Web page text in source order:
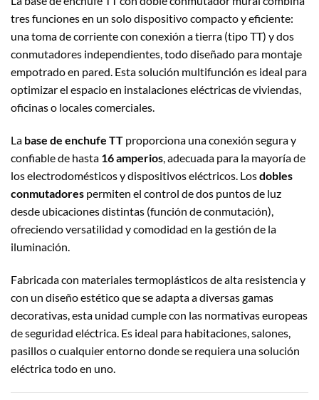
tres funciones en un solo dispositivo compacto y eficiente:
una toma de corriente con conexión a tierra (tipo TT) y dos
conmutadores independientes, todo diseñado para montaje
empotrado en pared. Esta solución multifunción es ideal para
optimizar el espacio en instalaciones eléctricas de viviendas,
oficinas o locales comerciales.
La base de enchufe TT proporciona una conexión segura y
confiable de hasta 16 amperios, adecuada para la mayoría de
los electrodomésticos y dispositivos eléctricos. Losdobles
conmutadores permiten el control de dos puntos de luz
desde ubicaciones distintas (función de conmutación),
ofreciendo versatilidad y comodidad en la gestión de la
iluminación.
Fabricada con materiales termoplásticos de alta resistencia y
con un diseño estético que se adapta a diversas gamas
decorativas, esta unidad cumple con las normativas europeas
de seguridad eléctrica. Es ideal para habitaciones, salones,
pasillos o cualquier entorno donde se requiera una solución
eléctrica todo en uno.